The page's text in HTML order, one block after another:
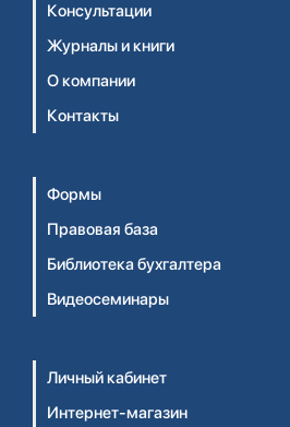
Консультации
Журналы и книги
О компании
Контакты
Формы
Правовая база
Библиотека бухгалтера
Видеосеминары
Личный кабинет
Интернет-магазин